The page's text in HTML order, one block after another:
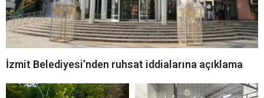
İzmit Belediyesi’nden ruhsat iddialarına açıklama